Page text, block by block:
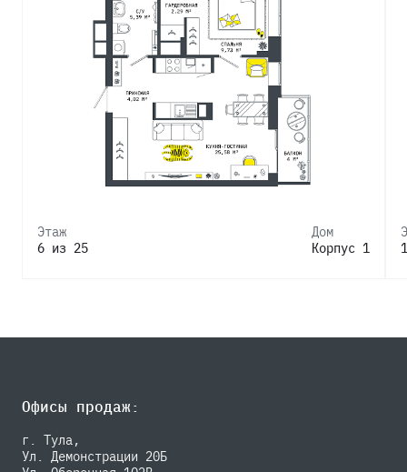
Этаж
6 из 25
Дом
Корпус 1
Офисы продаж:
г. Тула,
Ул. Демонстрации 20Б